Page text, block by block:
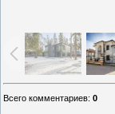
Всего комментариев: 0